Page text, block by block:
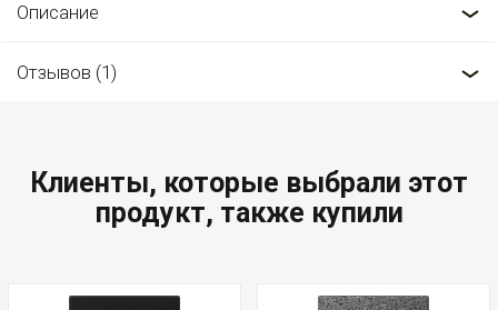
Описание
Отзывов (1)
Клиенты, которые выбрали этот
продукт, также купили